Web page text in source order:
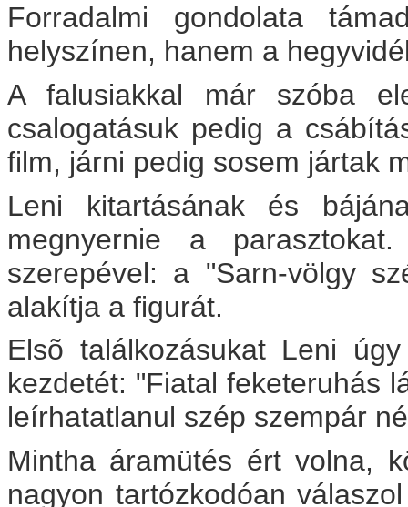
Forradalmi gondolata
helyszínen, hanem a
A falusiakkal már szóba
csalogatásuk pedig a
film, járni pedig sosem jártak
Leni kitartásának és
megnyernie a
szerepével: a "Sarn-völgy
alakítja a figurát.
Elsõ találkozásukat Leni
kezdetét: "Fiatal feketeruhás
leírhatatlanul szép szempár
Mintha áramütés ért volna,
nagyon tartózkodóan